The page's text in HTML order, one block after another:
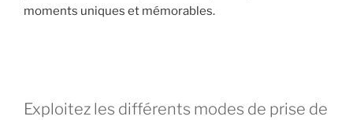
moments uniques et mémorables.
Exploitez les différents modes de prise de